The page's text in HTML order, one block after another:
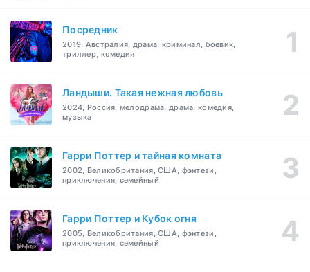
Посредник
2019, Австралия, драма, криминал, боевик,
триллер, комедия
Ландыши. Такая нежная любовь
2024, Россия, мелодрама, драма, комедия,
музыка
Гарри Поттер и тайная комната
2002, Великобритания, США, фэнтези,
приключения, семейный
Гарри Поттер и Кубок огня
2005, Великобритания, США, фэнтези,
приключения, семейный